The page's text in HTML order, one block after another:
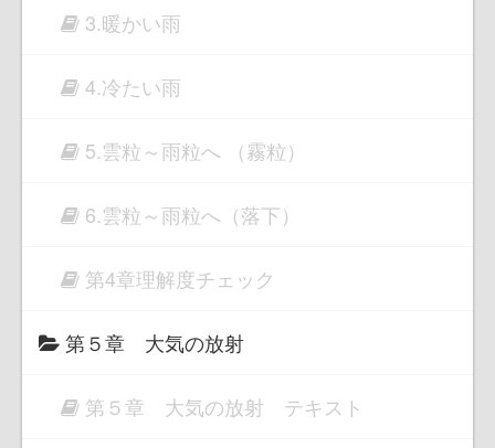
3.暖かい雨
4.冷たい雨
5.雲粒～雨粒へ （霧粒）
6.雲粒～雨粒へ（落下）
第4章理解度チェック
第５章 大気の放射
第５章 大気の放射 テキスト